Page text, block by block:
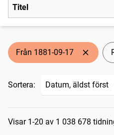
Titel
Från 1881-09-17
Sortera:
Sökresultat
Visar 1-20 av 1 038 678